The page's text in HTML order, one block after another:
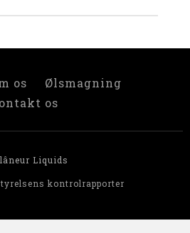
os
Ølsmagning
os
Liquids
kontrolrapporter